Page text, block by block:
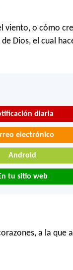
viento, o cómo
Dios, el cual
diaria
electrónico
Android
tu sitio web
a la que